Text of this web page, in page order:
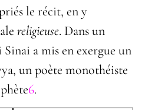
le récit, en y
religieuse. Dans un
a mis en exergue un
un poète monothéiste
6.